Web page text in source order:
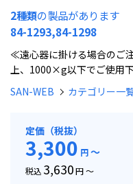
2種類の製品があります
84-1293,84-1298
≪遠心器に掛ける場合のご
上、1000×g以下でご使用下
SAN-WEB
カテゴリー一
定価（税抜）
3,300 円～
税込 3,630円 ～